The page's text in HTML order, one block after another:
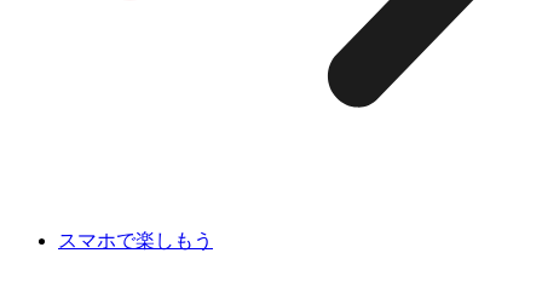
スマホで楽しもう